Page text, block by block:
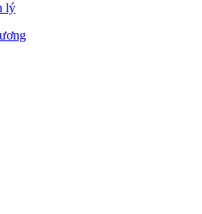
lý